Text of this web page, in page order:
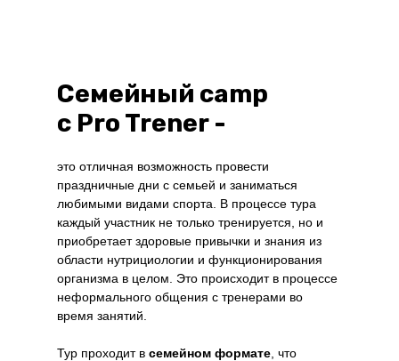
Семейный camp
c Pro Trener -
это отличная возможность провести
праздничные дни с семьей и заниматься
любимыми видами спорта. В процессе тура
каждый участник не только тренируется, но и
приобретает здоровые привычки и знания из
области нутрициологии и функционирования
организма в целом. Это происходит в процессе
неформального общения с тренерами во
время занятий.
Тур проходит в семейном формате , что